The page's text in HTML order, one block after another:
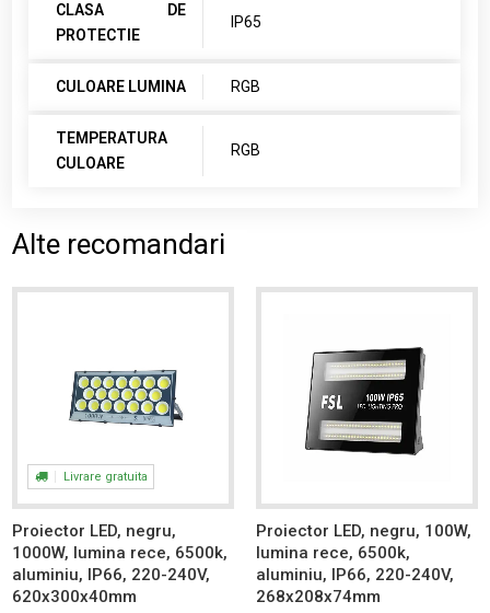
CLASA DE
PROTECTIE
IP65
CULOARE LUMINA RGB
TEMPERATURA
CULOARE
RGB
Alte recomandari
Livrare gratuita
Proiector LED, negru,
1000W, lumina rece, 6500k,
aluminiu, IP66, 220-240V,
620x300x40mm
Proiector LED, negru, 100W,
lumina rece, 6500k,
aluminiu, IP66, 220-240V,
268x208x74mm